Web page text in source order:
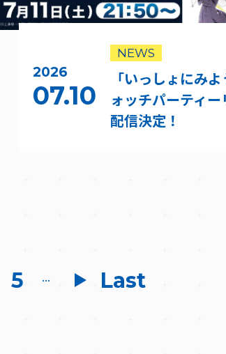
2026
07.10
NEWS
「いっしょにみ
ォッチパーティー
配信決定！
5 ... Last